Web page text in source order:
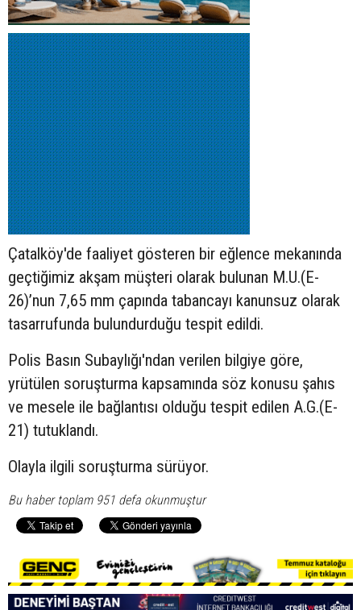
Çatalköy'de faaliyet gösteren bir eğlence mekanında
geçtiğimiz akşam müşteri olarak bulunan M.U.(E-
26)’nun 7,65 mm çapında tabancayı kanunsuz olarak
tasarrufunda bulundurduğu tespit edildi.
Polis Basın Subaylığı'ndan verilen bilgiye göre,
yrütülen soruşturma kapsamında söz konusu şahıs
ve mesele ile bağlantısı olduğu tespit edilen A.G.(E-
21) tutuklandı.
Olayla ilgili soruşturma sürüyor.
Bu haber toplam 951 defa okunmuştur